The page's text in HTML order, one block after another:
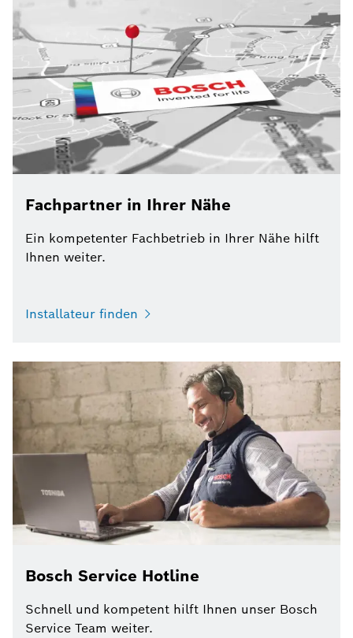
Fachpartner in Ihrer Nähe
Ein kompetenter Fachbetrieb in Ihrer Nähe hilft
Ihnen weiter.
Installateur finden
Bosch Service Hotline
Schnell und kompetent hilft Ihnen unser Bosch
Service Team weiter.